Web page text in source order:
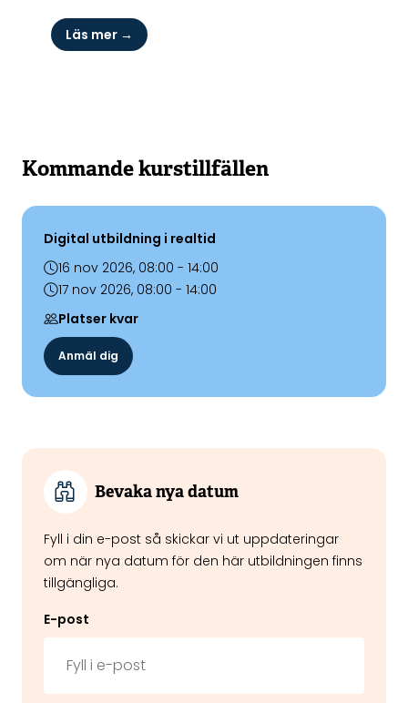
Läs mer →
Kommande kurstillfällen
Digital utbildning i realtid
16 nov 2026, 08:00 - 14:00
17 nov 2026, 08:00 - 14:00
Platser kvar
Anmäl dig
Bevaka nya datum
Fyll i din e-post så skickar vi ut uppdateringar
om när nya datum för den här utbildningen finns
tillgängliga.
E-post